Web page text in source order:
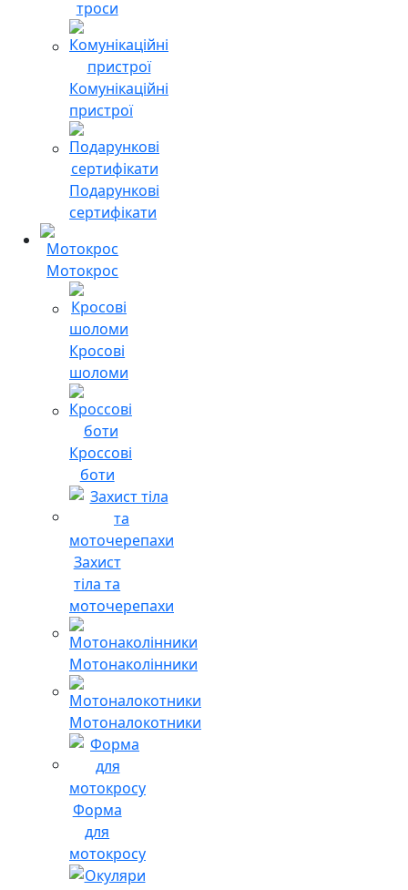
троси
Комунікаційні
пристрої
Подарункові
сертифікати
Мотокрос
Кросові
шоломи
Кроссові
боти
Захист
тіла та
моточерепахи
Мотонаколінники
Мотоналокотники
Форма
для
мотокросу